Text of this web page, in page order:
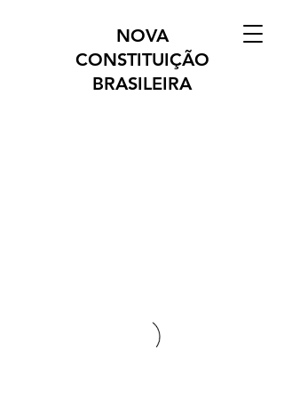
NOVA
CONSTITUIÇÃO
BRASILEIRA